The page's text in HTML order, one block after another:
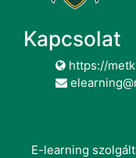
Kapcsolat
https://
E-learning